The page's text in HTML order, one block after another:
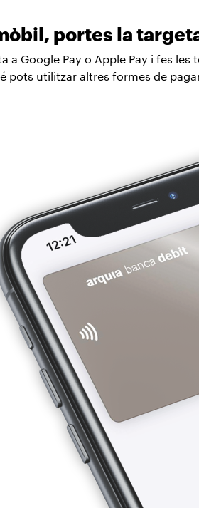
portes la
a Google Pay o Apple Pay i fes
pots utilitzar altres formes de